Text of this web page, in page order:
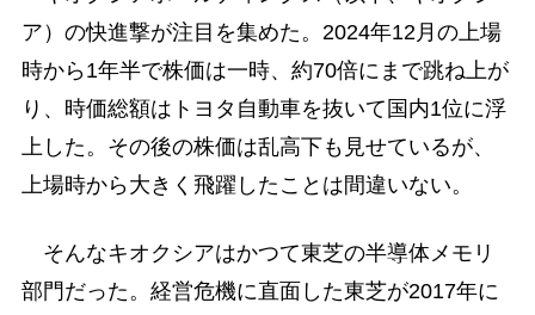
ア）の快進撃が注目を集めた。2024年12月の上場
時から1年半で株価は一時、約70倍にまで跳ね上が
り、時価総額はトヨタ自動車を抜いて国内1位に浮
上した。その後の株価は乱高下も見せているが、
上場時から大きく飛躍したことは間違いない。
そんなキオクシアはかつて東芝の半導体メモリ
部門だった。経営危機に直面した東芝が2017年に